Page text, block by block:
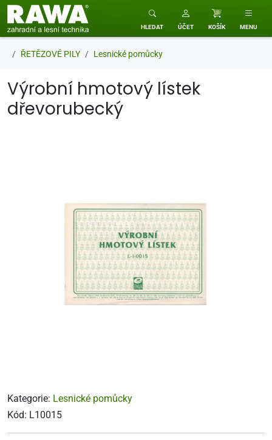
RAWA zahradní a lesní technika
HLEDAT ÚČET KOŠÍK MENU
ŘETĚZOVÉ PILY Lesnické pomůcky
Výrobní hmotový lístek
dřevorubecký
Kategorie: Lesnické pomůcky
Kód: L10015